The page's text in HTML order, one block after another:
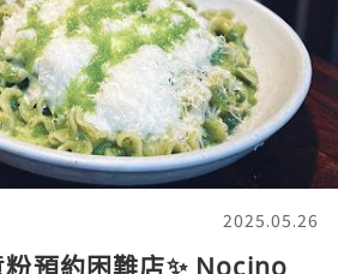
2025.05.26
預約困難店✨ Nocino